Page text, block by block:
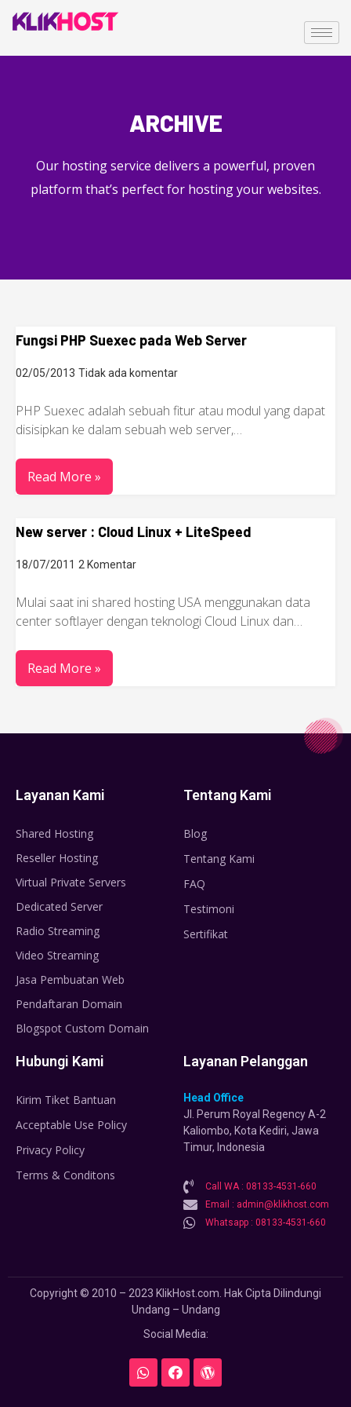
ARCHIVE
Our hosting service delivers a powerful, proven
platform that’s perfect for hosting your websites.
Fungsi PHP Suexec pada Web Server
02/05/2013 Tidak ada komentar
PHP Suexec adalah sebuah fitur atau modul yang dapat
disisipkan ke dalam sebuah web server,…
Read More »
New server : Cloud Linux + LiteSpeed
18/07/2011 2 Komentar
Mulai saat ini shared hosting USA menggunakan data
center softlayer dengan teknologi Cloud Linux dan…
Read More »
Layanan Kami
Shared Hosting
Reseller Hosting
Virtual Private Servers
Dedicated Server
Radio Streaming
Video Streaming
Jasa Pembuatan Web
Pendaftaran Domain
Blogspot Custom Domain
Tentang Kami
Blog
Tentang Kami
FAQ
Testimoni
Sertifikat
Hubungi Kami
Kirim Tiket Bantuan
Acceptable Use Policy
Privacy Policy
Terms & Conditons
Layanan Pelanggan
Head Office
Jl. Perum Royal Regency A-2
Kaliombo, Kota Kediri, Jawa
Timur, Indonesia
Call WA : 08133-4531-660
Email : admin@klikhost.com
Whatsapp : 08133-4531-660
Copyright © 2010 – 2023 KlikHost.com. Hak Cipta Dilindungi
Undang – Undang
Social Media: